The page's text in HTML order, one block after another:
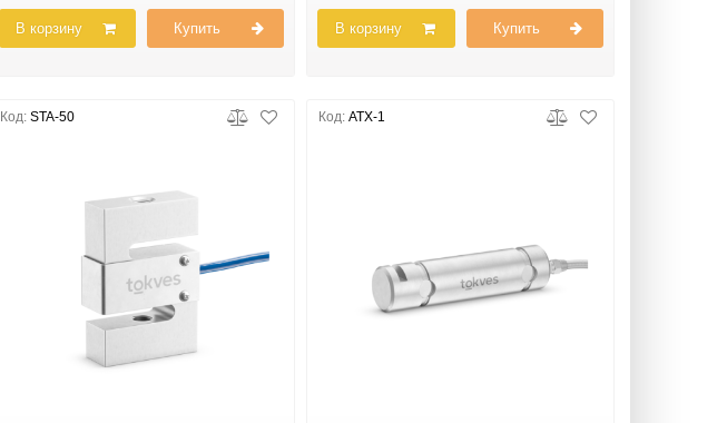
В корзину Купить В корзину Купить
Код: STA-50 Код:ATX-1